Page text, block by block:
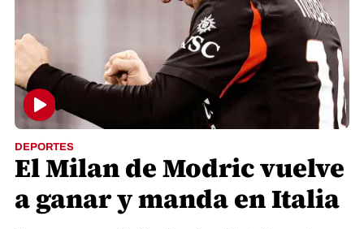
DEPORTES
El Milan de Modric vuelve
a ganar y manda en Italia